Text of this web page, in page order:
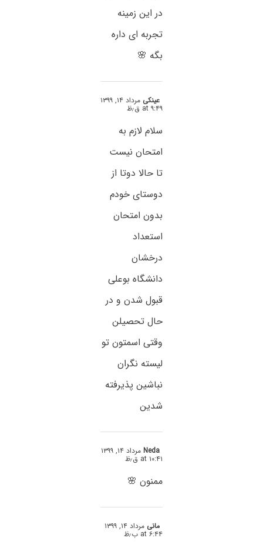
در این زمینه
تجربه ای داره
بگه 🌸
عینکی مرداد ۱۴, ۱۳۹۹
at ۹:۴۹ ق٫ظ
سلام لازم به
امتحان نیست
تا حالا دوتا از
دوستای خودم
بدون امتحان
استعداد
درخشان
دانشگاه بوعلی
قبول شدن و در
حال تحصیلن
وقتی اسمتون تو
لیسته نگران
نباشین پذیرفته
شدین
Neda مرداد ۱۴, ۱۳۹۹
at ۱۰:۴۱ ق٫ظ
ممنون 🌸
مانی مرداد ۱۴, ۱۳۹۹
at ۶:۴۴ ب٫ظ